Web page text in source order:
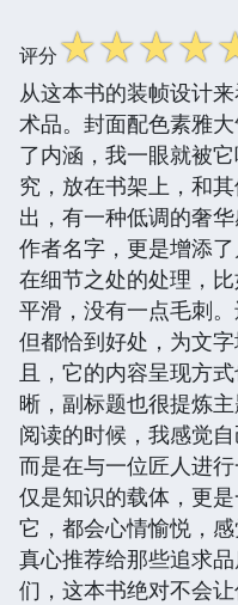
评分☆☆☆☆
从这本书的装帧设计
术品。封面配色素雅
了内涵，我一眼就被
究，放在书架上，和
出，有一种低调的奢
作者名字，更是增添
在细节之处的处理，
平滑，没有一点毛刺
但都恰到好处，为文
且，它的内容呈现方
晰，副标题也很提炼主
阅读的时候，我感觉
而是在与一位匠人进
仅是知识的载体，更
它，都会心情愉悦，
真心推荐给那些追求
们，这本书绝对不会让